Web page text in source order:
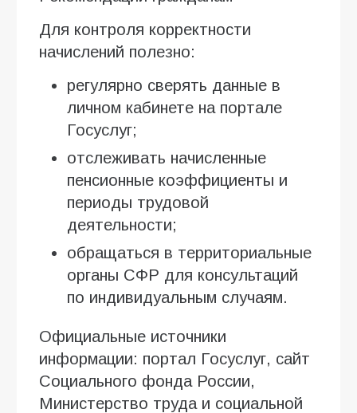
Для контроля корректности
начислений полезно:
регулярно сверять данные в
личном кабинете на портале
Госуслуг;
отслеживать начисленные
пенсионные коэффициенты и
периоды трудовой
деятельности;
обращаться в территориальные
органы СФР для консультаций
по индивидуальным случаям.
Официальные источники
информации: портал Госуслуг, сайт
Социального фонда России,
Министерство труда и социальной